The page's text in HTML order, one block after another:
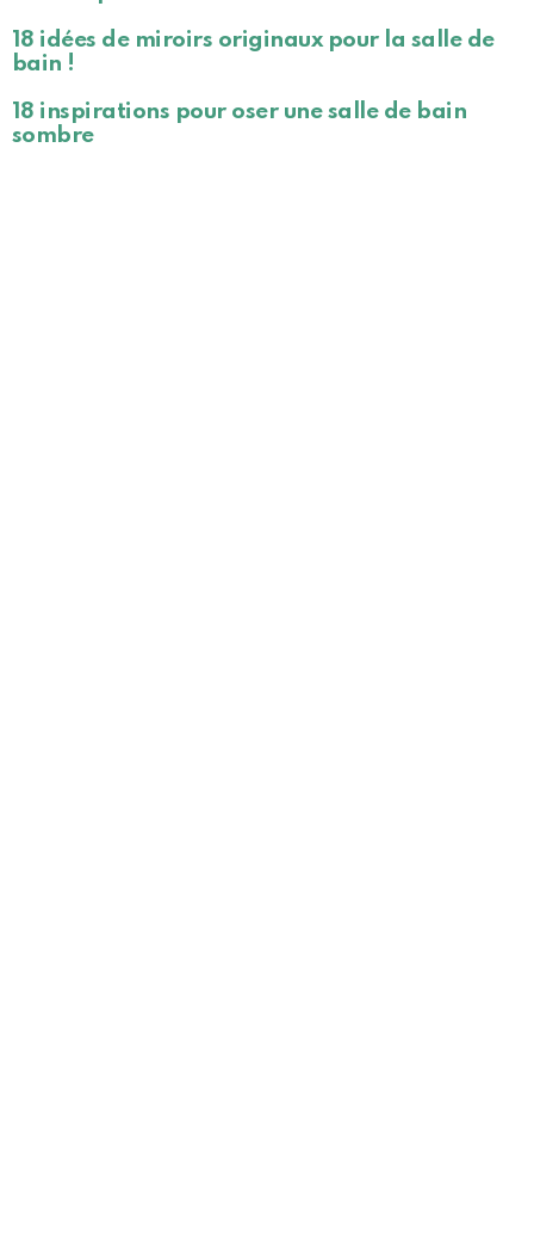
18 idées de miroirs originaux pour la salle de
bain !
18 inspirations pour oser une salle de bain
sombre